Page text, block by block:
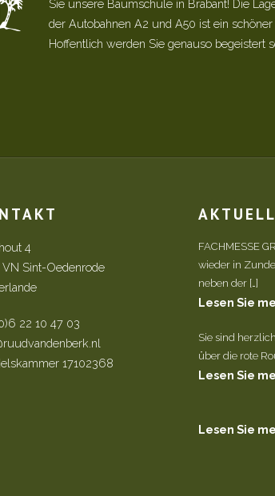
Sie unsere Baumschule in Brabant! Die
der Autobahnen A2 und A50 ist ein
Hoffentlich werden Sie genauso begeistert
4
VN Sint-Oedenrode
22 10 47 03
17102368
AKTUELL
FACHMESSE
wieder in
neben der […]
Lesen Sie
Sie sind
über die rote
Lesen Sie
Lesen Sie